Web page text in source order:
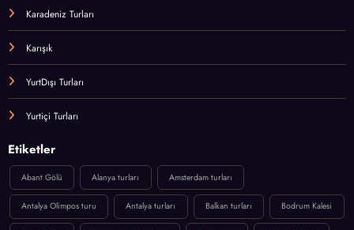
Karadeniz Turları
Karışık
YurtDışı Turları
Yurtiçi Turları
Etiketler
Abant Gölü Alanya turları Amsterdam turları
Antalya Olimpos turu Antalya turları Balkan turları Bodrum Kalesi